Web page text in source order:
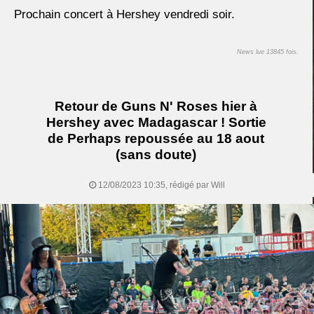
Prochain concert à Hershey vendredi soir.
News lue 13845 fois.
Retour de Guns N' Roses hier à
Hershey avec Madagascar ! Sortie
de Perhaps repoussée au 18 aout
(sans doute)
12/08/2023 10:35, rédigé par Will